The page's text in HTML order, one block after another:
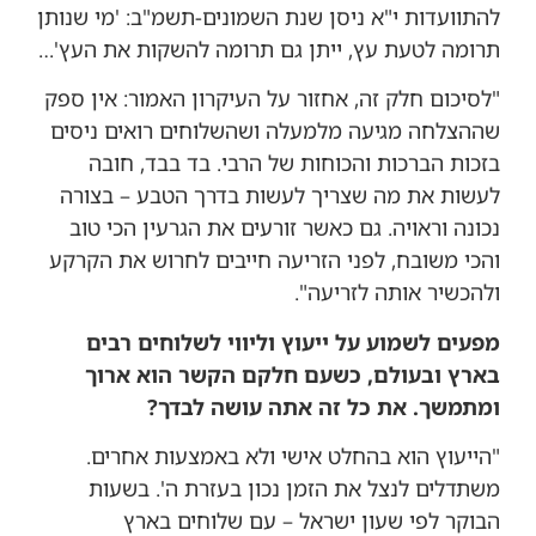
להתוועדות י"א ניסן שנת השמונים-תשמ"ב: 'מי שנותן
תרומה לטעת עץ, ייתן גם תרומה להשקות את העץ'…
"לסיכום חלק זה, אחזור על העיקרון האמור: אין ספק
שההצלחה מגיעה מלמעלה ושהשלוחים רואים ניסים
בזכות הברכות והכוחות של הרבי. בד בבד, חובה
לעשות את מה שצריך לעשות בדרך הטבע – בצורה
נכונה וראויה. גם כאשר זורעים את הגרעין הכי טוב
והכי משובח, לפני הזריעה חייבים לחרוש את הקרקע
ולהכשיר אותה לזריעה".
מפעים לשמוע על ייעוץ וליווי לשלוחים רבים
בארץ ובעולם, כשעם חלקם הקשר הוא ארוך
ומתמשך. את כל זה אתה עושה לבדך?
"הייעוץ הוא בהחלט אישי ולא באמצעות אחרים.
משתדלים לנצל את הזמן נכון בעזרת ה'. בשעות
הבוקר לפי שעון ישראל – עם שלוחים בארץ